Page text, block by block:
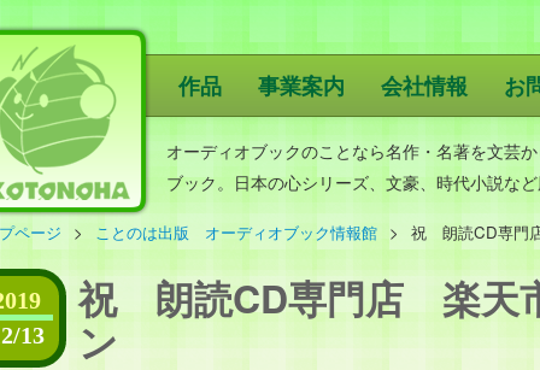
ことのは出版
作品 事業案内 会社情報 お
オーディオブックのことなら名作・名著を文芸
ブック。日本の心シリーズ、文豪、時代小説な
ページ ことのは出版 オーディオブック情報館 祝 朗読CD専門
13
祝 朗読CD専門店 楽天
ン